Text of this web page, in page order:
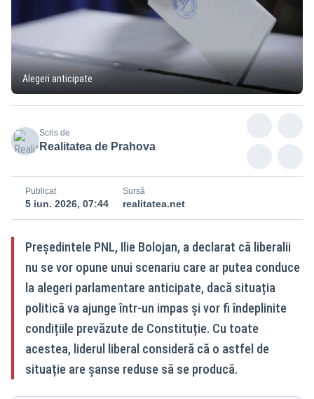
Alegeri anticipate
Scris de
Realitatea de Prahova
Publicat
5 iun. 2026, 07:44
Sursă
realitatea.net
Președintele PNL, Ilie Bolojan, a declarat că liberalii
nu se vor opune unui scenariu care ar putea conduce
la alegeri parlamentare anticipate, dacă situația
politică va ajunge într-un impas și vor fi îndeplinite
condițiile prevăzute de Constituție. Cu toate
acestea, liderul liberal consideră că o astfel de
situație are șanse reduse să se producă.